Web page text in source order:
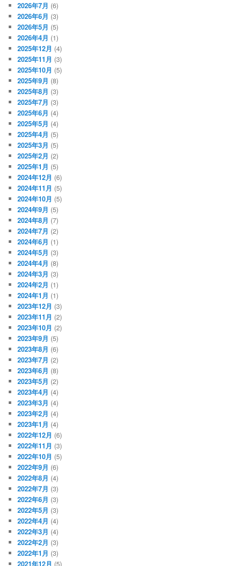
2026年7月 (6)
2026年6月 (3)
2026年5月 (5)
2026年4月 (1)
2025年12月 (4)
2025年11月 (3)
2025年10月 (5)
2025年9月 (8)
2025年8月 (3)
2025年7月 (3)
2025年6月 (4)
2025年5月 (4)
2025年4月 (5)
2025年3月 (5)
2025年2月 (2)
2025年1月 (5)
2024年12月 (6)
2024年11月 (5)
2024年10月 (5)
2024年9月 (5)
2024年8月 (7)
2024年7月 (2)
2024年6月 (1)
2024年5月 (3)
2024年4月 (8)
2024年3月 (3)
2024年2月 (1)
2024年1月 (1)
2023年12月 (3)
2023年11月 (2)
2023年10月 (2)
2023年9月 (5)
2023年8月 (6)
2023年7月 (2)
2023年6月 (8)
2023年5月 (2)
2023年4月 (4)
2023年3月 (4)
2023年2月 (4)
2023年1月 (4)
2022年12月 (6)
2022年11月 (3)
2022年10月 (5)
2022年9月 (6)
2022年8月 (4)
2022年7月 (3)
2022年6月 (3)
2022年5月 (3)
2022年4月 (4)
2022年3月 (4)
2022年2月 (3)
2022年1月 (3)
2021年12月 (5)